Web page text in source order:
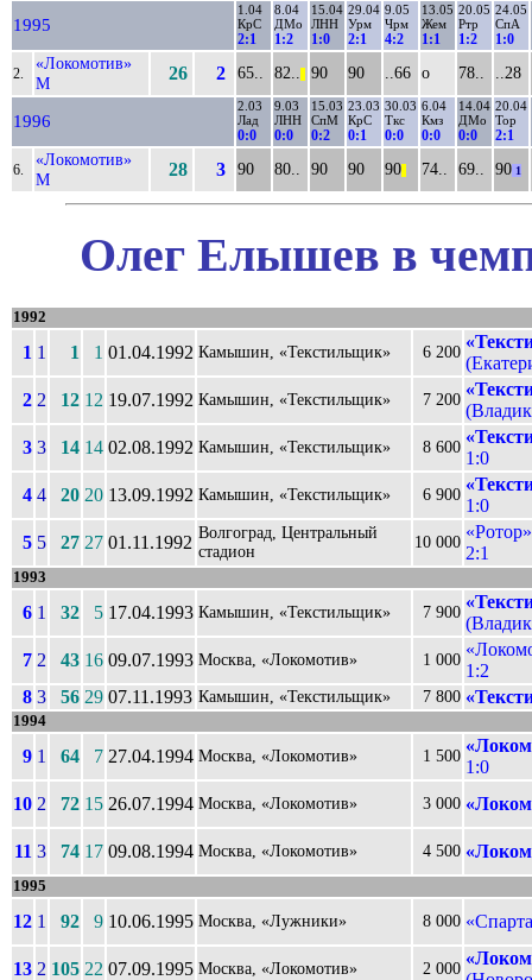
1995
1.04
КрС
2:1
8.04
ДМо
1:2
15.04
ЛНН
1:0
29.04
Урм
2:1
9.05
Чрм
4:2
13.05
Жем
1:1
20.05
Ртр
1:2
24.05
СпА
1:0
2.
«Локомотив»
М
26 2 65.. 82.. 90 90 ..66 о 78.. ..28
1996
2.03
Лад
0:0
9.03
ЛНН
0:0
15.03
СпМ
0:2
23.03
КрС
0:1
30.03
Ткс
0:0
6.04
Кмз
0:0
14.04
ДМо
0:0
20.04
Тор
2:1
6.
«Локомотив»
М
28 3 90 80.. 90 90 90 74.. 69.. 90 1
Олег Елышев в
1992
1 1 1 1 01.04.1992 Камышин, «Текстильщик» 6 200
2 2 12 12 19.07.1992 Камышин, «Текстильщик» 7 200
3 3 14 14 02.08.1992 Камышин, «Текстильщик» 8 600
1:0
4 4 20 20 13.09.1992 Камышин, «Текстильщик» 6 900
1:0
5 5 27 27 01.11.1992 Волгоград, Центральный
стадион
10 000
2:1
1993
6 1 32 5 17.04.1993 Камышин, «Текстильщик» 7 900
7 2 43 16 09.07.1993 Москва, «Локомотив» 1 000
1:2
8 3 56 29 07.11.1993 Камышин, «Текстильщик» 7 800
1994
9 1 64 7 27.04.1994 Москва, «Локомотив» 1 500
1:0
10 2 72 15 26.07.1994 Москва, «Локомотив» 3 000
11 3 74 17 09.08.1994 Москва, «Локомотив» 4 500
1995
12 1 92 9 10.06.1995 Москва, «Лужники» 8 000
13 2 105 22 07.09.1995 Москва, «Локомотив» 2 000